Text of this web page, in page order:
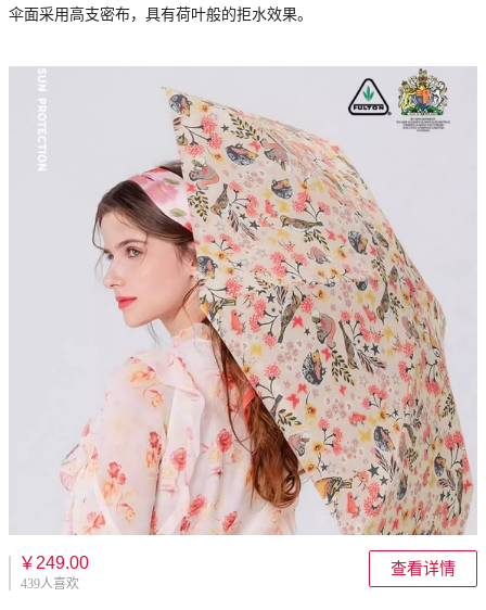
伞面采用高支密布，具有荷叶般的拒水效果。
￥249.00
439人喜欢
查看详情